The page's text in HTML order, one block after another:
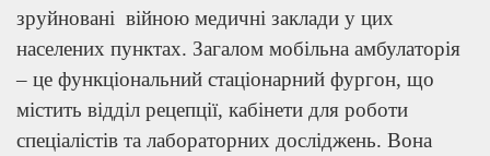
зруйновані війною медичні заклади у цих
населених пунктах. Загалом мобільна амбулаторія
– це функціональний стаціонарний фургон, що
містить відділ рецепції, кабінети для роботи
спеціалістів та лабораторних досліджень. Вона